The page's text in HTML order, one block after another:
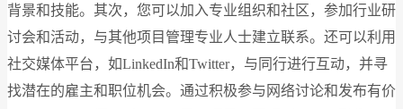
背景和技能。其次，您可以加入专业组织和社区，参加行业研
讨会和活动，与其他项目管理专业人士建立联系。还可以利用
社交媒体平台，如LinkedIn和Twitter，与同行进行互动，并寻
找潜在的雇主和职位机会。通过积极参与网络讨论和发布有价